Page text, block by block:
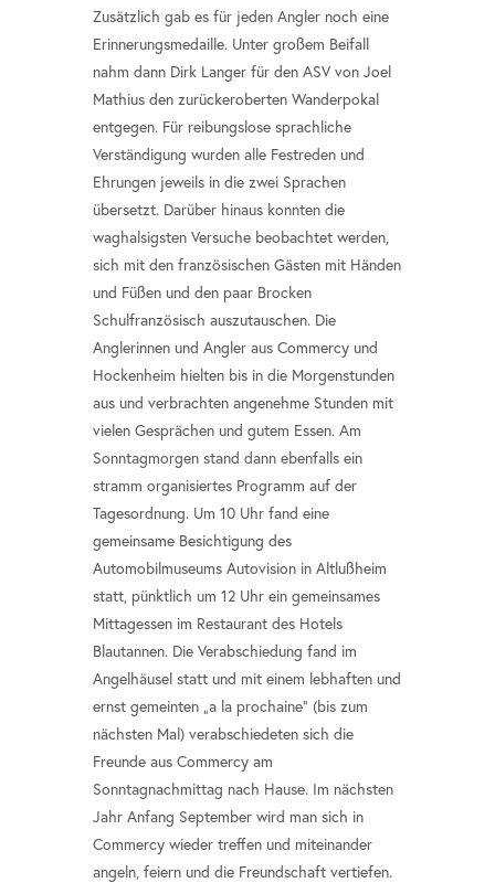
Zusätzlich gab es für jeden Angler noch eine
Erinnerungsmedaille. Unter großem Beifall
nahm dann Dirk Langer für den ASV von Joel
Mathius den zurückeroberten Wanderpokal
entgegen. Für reibungslose sprachliche
Verständigung wurden alle Festreden und
Ehrungen jeweils in die zwei Sprachen
übersetzt. Darüber hinaus konnten die
waghalsigsten Versuche beobachtet werden,
sich mit den französischen Gästen mit Händen
und Füßen und den paar Brocken
Schulfranzösisch auszutauschen. Die
Anglerinnen und Angler aus Commercy und
Hockenheim hielten bis in die Morgenstunden
aus und verbrachten angenehme Stunden mit
vielen Gesprächen und gutem Essen. Am
Sonntagmorgen stand dann ebenfalls ein
stramm organisiertes Programm auf der
Tagesordnung. Um 10 Uhr fand eine
gemeinsame Besichtigung des
Automobilmuseums Autovision in Altlußheim
statt, pünktlich um 12 Uhr ein gemeinsames
Mittagessen im Restaurant des Hotels
Blautannen. Die Verabschiedung fand im
Angelhäusel statt und mit einem lebhaften und
ernst gemeinten „a la prochaine“ (bis zum
nächsten Mal) verabschiedeten sich die
Freunde aus Commercy am
Sonntagnachmittag nach Hause. Im nächsten
Jahr Anfang September wird man sich in
Commercy wieder treffen und miteinander
angeln, feiern und die Freundschaft vertiefen.